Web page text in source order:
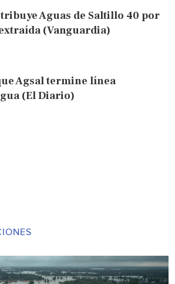
Aguas de Saltillo 40 por
(Vanguardia)
Agsal termine línea
(El Diario)